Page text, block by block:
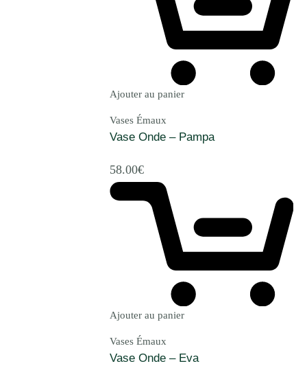
Ajouter au panier
Vases Émaux
Vase Onde – Pampa
58.00€
Ajouter au panier
Vases Émaux
Vase Onde – Eva